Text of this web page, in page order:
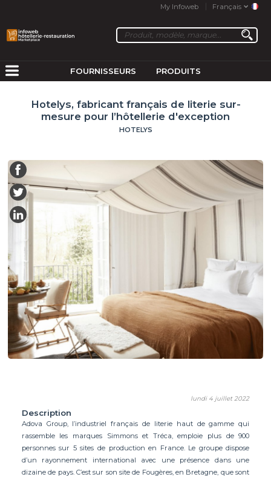
My Infoweb Français
FOURNISSEURS PRODUITS
Hotelys, fabricant français de literie sur-
mesure pour l’hôtellerie d'exception
HOTELYS
lundi 4 juillet 2022
Description
Adova Group, l’industriel français de literie haut de gamme qui
rassemble les marques Simmons et Tréca, emploie plus de 900
personnes sur 5 sites de production en France. Le groupe dispose
d’un rayonnement international avec une présence dans une
dizaine de pays. C’est sur son site de Fougères, en Bretagne, que sont